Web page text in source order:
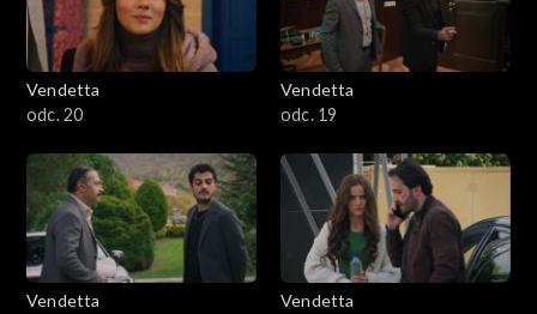
Vendetta
odc. 20
Vendetta
odc. 19
Vendetta
Vendetta